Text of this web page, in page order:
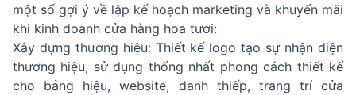
một số gợi ý về lập kế hoạch marketing và khuyến mãi
khi kinh doanh cửa hàng hoa tươi:
Xây dựng thương hiệu: Thiết kế logo tạo sự nhận diện
thương hiệu, sử dụng thống nhất phong cách thiết kế
cho bảng hiệu, website, danh thiếp, trang trí cửa